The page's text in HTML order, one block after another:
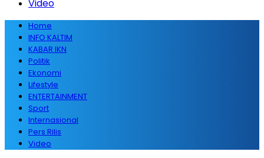
Video
Home
INFO KALTIM
KABAR IKN
Politik
Ekonomi
Lifestyle
ENTERTAINMENT
Sport
Internasional
Pers Rilis
Video